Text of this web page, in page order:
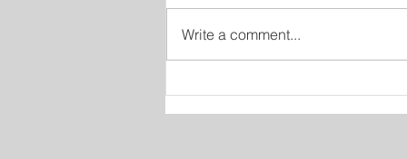
La Grandeza
del Servicio
Write a comment...